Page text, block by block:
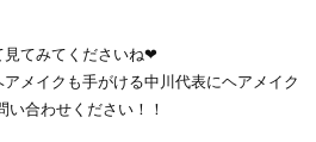
見てみてくださいね❤
メイクも手がける中川代表にヘアメイク
い合わせください！！